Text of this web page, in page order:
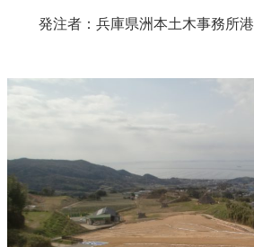
発注者：兵庫県洲本土木事務所